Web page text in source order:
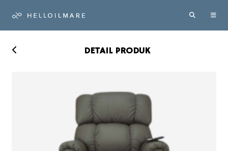
DETAIL PRODUK